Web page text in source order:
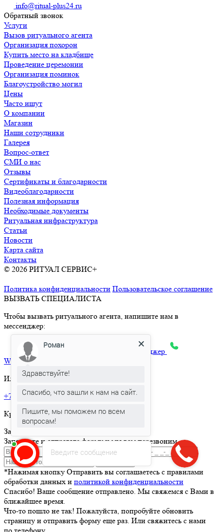
info@ritual-plus24.ru
Обратный звонок
Услуги
Вызов ритуального агента
Организация похорон
Купить место на кладбище
Проведение церемонии
Организация поминок
Благоустройство могил
Цены
Часто ищут
О компании
Магазин
Наши сотрудники
Галерея
Вопрос-ответ
СМИ о нас
Отзывы
Сертификаты и благодарности
Видеоблагодарности
Полезная информация
Необходимые документы
Ритуальная инфраструктура
Статьи
Новости
Карта сайта
Контакты
© 2026 РИТУАЛ СЕРВИС+
Политика конфиденциальности Пользовательское соглашение
ВЫЗВАТЬ СПЕЦИАЛИСТА
Чтобы вызвать ритуального агента, напишите нам в
мессенджер:
max
Яндекс.Месенджер
What’sApp
Или позвоните по телефону:
+7 495 150-36-47
Круглосуточная горячая линия
Заказать товар
Заполните и отправьте форму и мы вам перезвоним
*Нажимая кнопку Отправить вы соглашаетесь с правилами
обработки данных и политикой конфиденциальности
Спасибо! Ваше сообщение отправлено. Мы свяжемся с Вами в
ближайшее время.
Что-то пошло не так! Пожалуйста, попробуйте обновить
страницу и отправить форму еще раз. Или свяжитесь с нами
по телефону.
Введите сообщение
Роман
Здравствуйте!
Спасибо, что зашли к нам на сайт.
Пишите, мы поможем по всем
вопросам!